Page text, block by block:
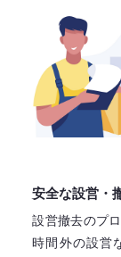
安全な設営・
設営撤去のプ
時間外の設営